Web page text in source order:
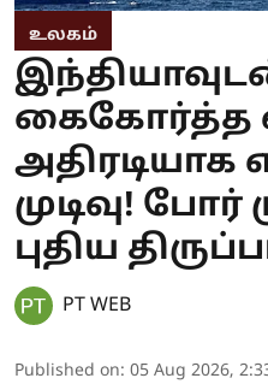
உலகம்
கைகோர்த்த
அதிரடியாக
முடிவு!
புதிய
PT WEB
Published on: 05 Aug 2026,